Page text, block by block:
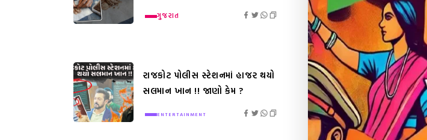
ગુજરાત
રાજકોટ પોલીસ સ્ટેશનમાં હાજર થયો
સલમાન ખાન !! જાણો કેમ ?
ENTERTAINMENT